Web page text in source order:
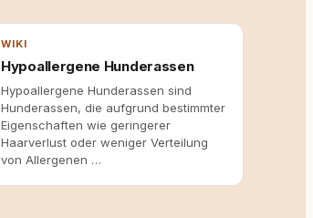
WIKI
Hypoallergene Hunderassen
Hypoallergene Hunderassen sind
Hunderassen, die aufgrund bestimmter
Eigenschaften wie geringerer
Haarverlust oder weniger Verteilung
von Allergenen …